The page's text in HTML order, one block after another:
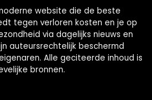
website die de beste
tegen verloren kosten en je op
via dagelijks nieuws en
auteursrechtelijk beschermd
Alle geciteerde inhoud is
bronnen.